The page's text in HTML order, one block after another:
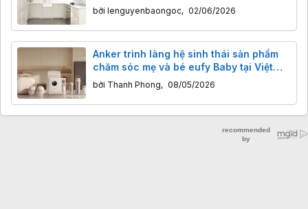
bởi lenguyenbaongoc, 02/06/2026
Anker trình làng hệ sinh thái sản phẩm
chăm sóc mẹ và bé eufy Baby tại Việt
Nam
bởi Thanh Phong, 08/05/2026